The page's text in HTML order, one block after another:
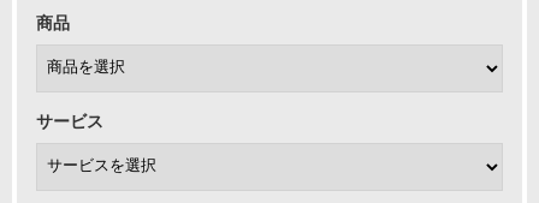
商品
サービス